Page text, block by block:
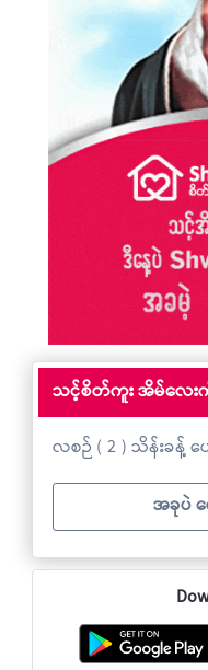
သင့်စိတ်ကူး အိမ်လေ
လစဉ် ( 2 ) သိန်းခန့် ပ
အခုပဲ